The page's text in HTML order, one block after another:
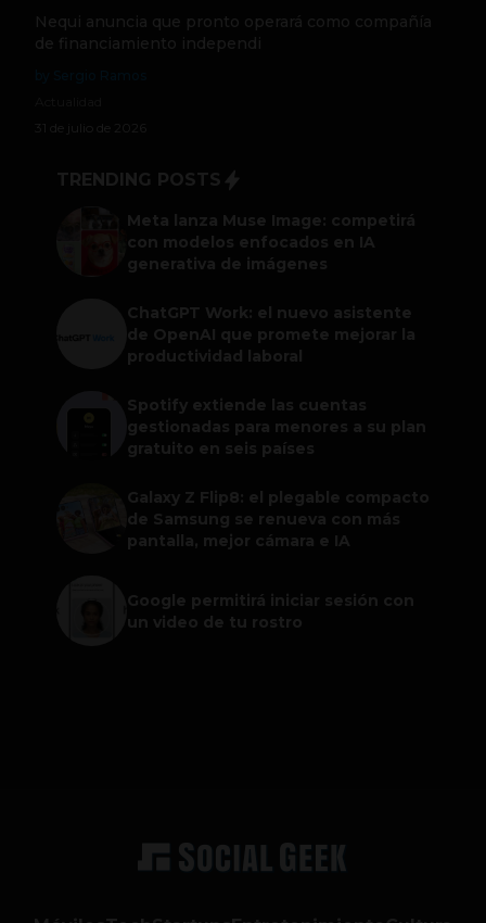
Nequi anuncia que pronto operará como compañía
de financiamiento independi
31 de julio de 2026
TRENDING POSTS
Meta lanza Muse Image: competirá
con modelos enfocados en IA
generativa de imágenes
ChatGPT Work: el nuevo asistente
de OpenAI que promete mejorar la
productividad laboral
Spotify extiende las cuentas
gestionadas para menores a su plan
gratuito en seis países
Galaxy Z Flip8: el plegable compacto
de Samsung se renueva con más
pantalla, mejor cámara e IA
Google permitirá iniciar sesión con
un video de tu rostro